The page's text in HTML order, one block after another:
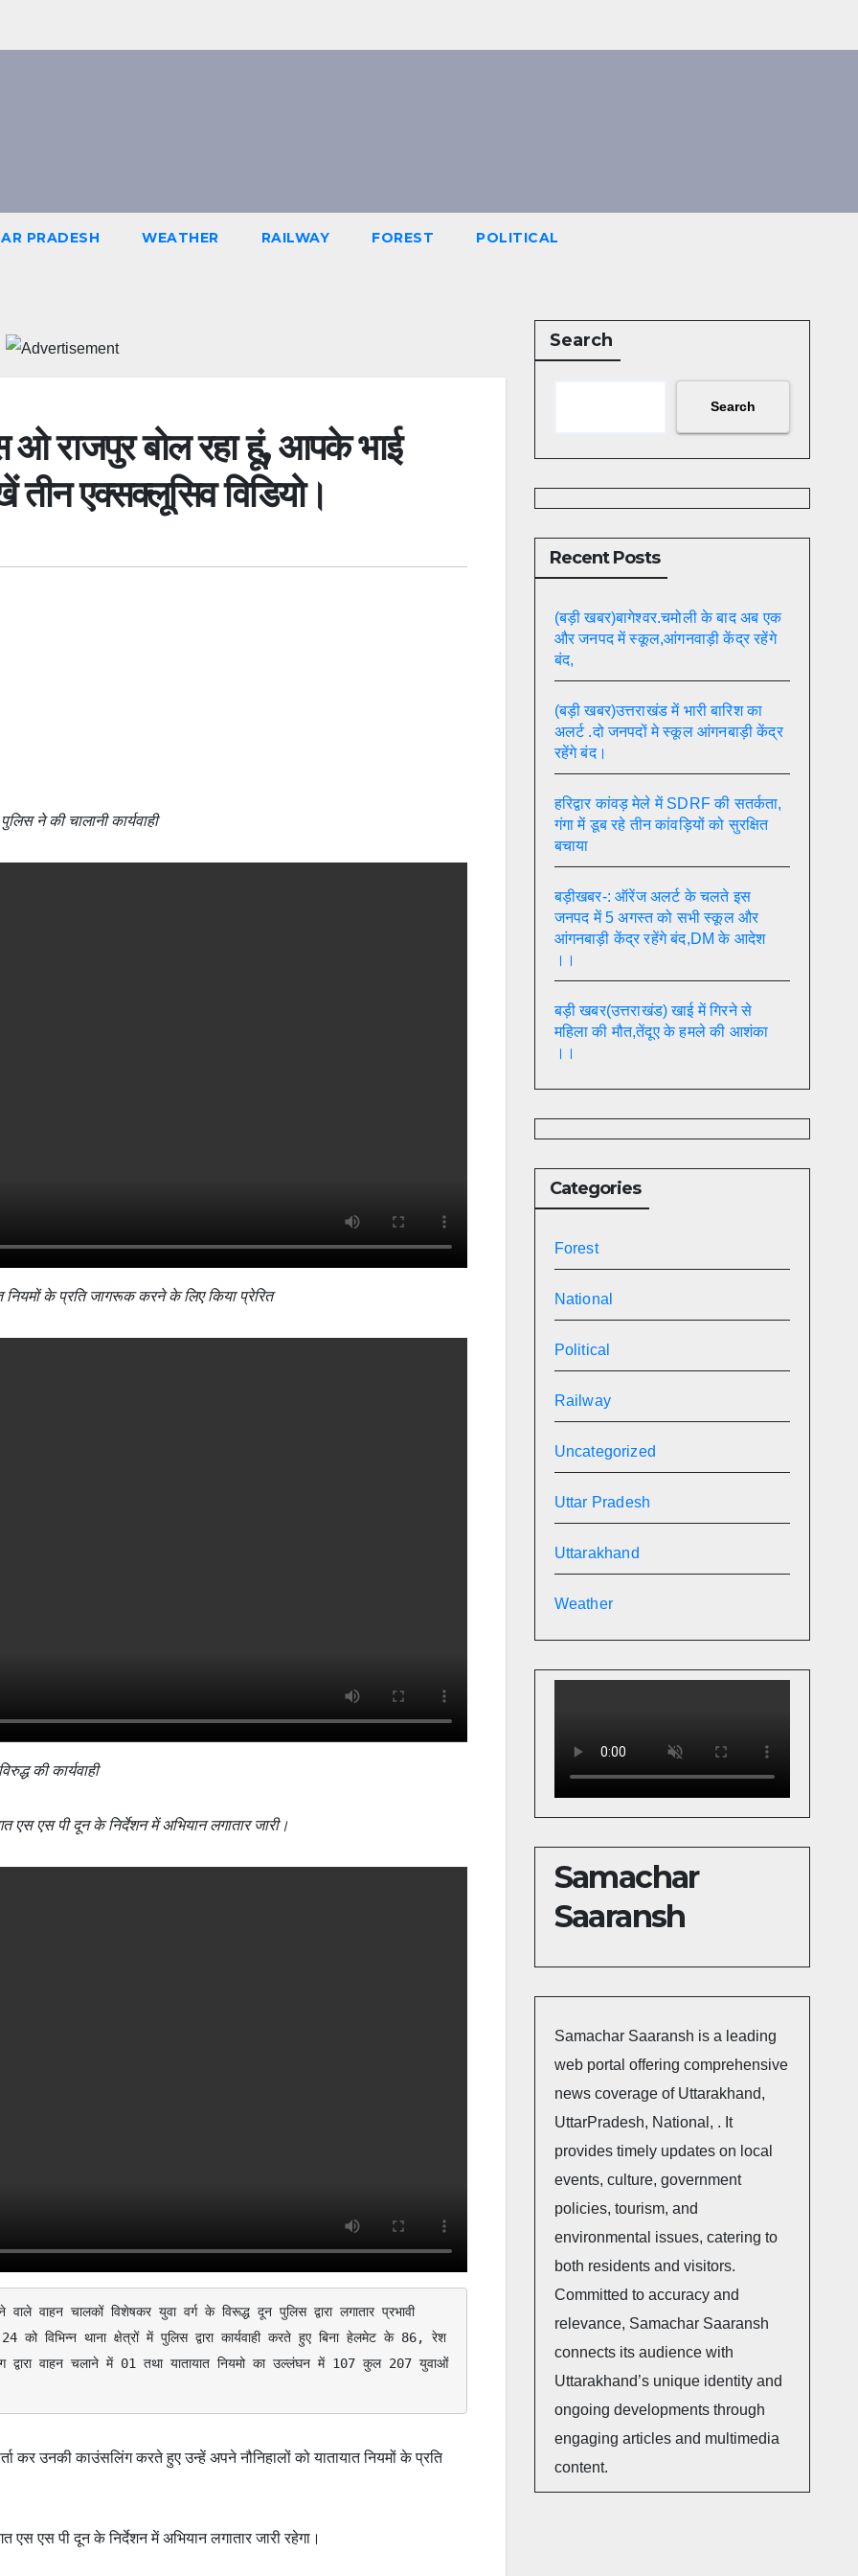
PRADESH WEATHER RAILWAY FOREST POLITICAL
ओ राजपुर बोल रहा हूं, आपके भाई
एक्सक्लूसिव विडियो।
ने की चालानी कार्यवाही
नियमों के प्रति जागरूक करने के लिए किया प्रेरित
की कार्यवाही
एस एस पी दून के निर्देशन में अभियान लगातार जारी।
वाहन चालकों विशेषकर युवा वर्ग के विरूद्ध दून पुलिस द्वारा लगातार प्रभावी
विभिन्न थाना क्षेत्रों में पुलिस द्वारा कार्यवाही करते हुए बिना हेलमेट के 86, रेश
द्वारा वाहन चलाने में 01 तथा यातायात नियमो का उल्लंघन में 107 कुल 207 युवाओं
कर उनकी काउंसलिंग करते हुए उन्हें अपने नौनिहालों को यातायात नियमों के प्रति
एस एस पी दून के निर्देशन में अभियान लगातार जारी रहेगा।
Search
Search
Recent Posts
(बड़ी खबर)बागेश्वर.चमोली के बाद अब एक
और जनपद में स्कूल,आंगनवाड़ी केंद्र रहेंगे
बंद,
(बड़ी खबर)उत्तराखंड में भारी बारिश का
अलर्ट .दो जनपदों मे स्कूल आंगनबाड़ी केंद्र
रहेंगे बंद।
हरिद्वार कांवड़ मेले में SDRF की सतर्कता,
गंगा में डूब रहे तीन कांवड़ियों को सुरक्षित
बचाया
बड़ीखबर-: ऑरेंज अलर्ट के चलते इस
जनपद में 5 अगस्त को सभी स्कूल और
आंगनबाड़ी केंद्र रहेंगे बंद,DM के आदेश
।।
बड़ी खबर(उत्तराखंड) खाई में गिरने से
महिला की मौत,तेंदूए के हमले की आशंका
।।
Categories
Forest
National
Political
Railway
Uncategorized
Uttar Pradesh
Uttarakhand
Weather
Samachar
Saaransh
Samachar Saaransh is a leading
web portal offering comprehensive
news coverage of Uttarakhand,
UttarPradesh, National, . It
provides timely updates on local
events, culture, government
policies, tourism, and
environmental issues, catering to
both residents and visitors.
Committed to accuracy and
relevance, Samachar Saaransh
connects its audience with
Uttarakhand’s unique identity and
ongoing developments through
engaging articles and multimedia
content.